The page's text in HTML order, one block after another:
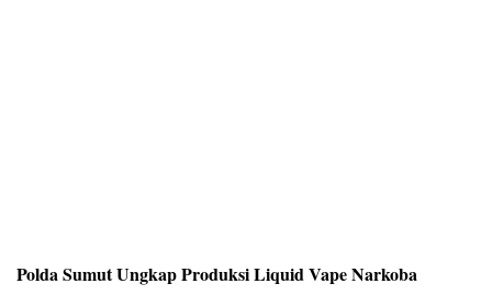
Polda Sumut Ungkap Produksi Liquid Vape Narkoba